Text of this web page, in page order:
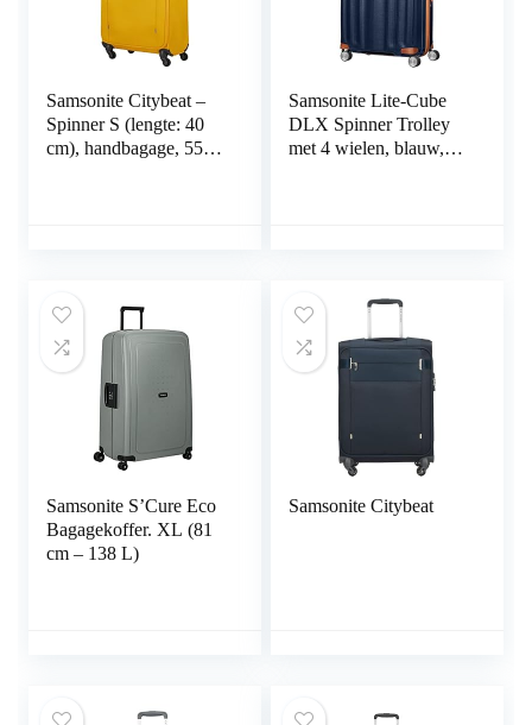
Samsonite Citybeat –
Spinner S (lengte: 40
cm), handbagage, 55
Samsonite Lite-Cube
DLX Spinner Trolley
met 4 wielen, blauw,
Samsonite S’Cure Eco
Bagagekoffer. XL (81
cm – 138 L)
Samsonite Citybeat